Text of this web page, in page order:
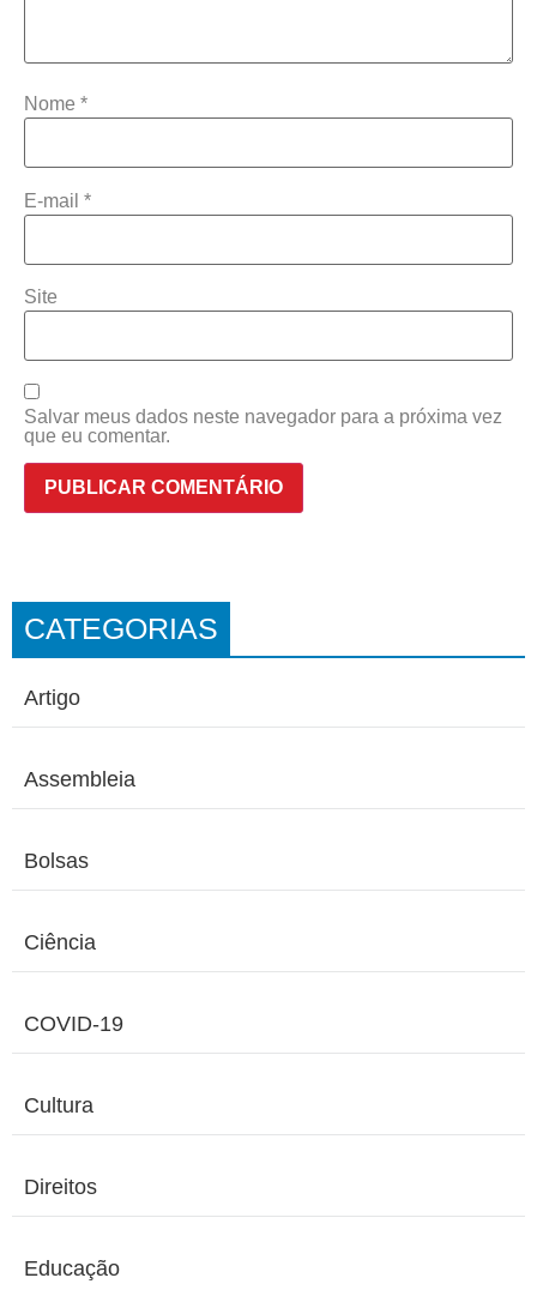
Nome *
E-mail *
Site
Salvar meus dados neste navegador para a próxima vez
que eu comentar.
CATEGORIAS
Artigo
Assembleia
Bolsas
Ciência
COVID-19
Cultura
Direitos
Educação